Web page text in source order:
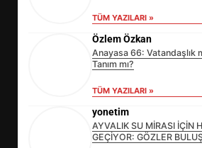
TÜM YAZILARI »
Özlem Özkan
Anayasa 66: Vatandaşlık
Tanım mı?
TÜM YAZILARI »
yonetim
AYVALIK SU MİRASI İÇİN
GEÇİYOR: GÖZLER